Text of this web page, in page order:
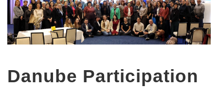
Danube Participation